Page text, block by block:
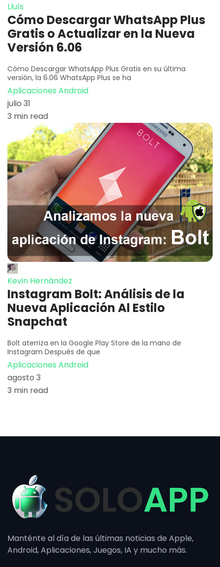
Lluís
Cómo Descargar WhatsApp Plus
Gratis o Actualizar en la Nueva
Versión 6.06
Cómo Descargar WhatsApp Plus Gratis en su última
versión, la 6.06 WhatsApp Plus se ha
Aplicaciones Android
julio 31
3 min read
Kevin Hernández
Instagram Bolt: Análisis de la
Nueva Aplicación Al Estilo
Snapchat
Bolt aterriza en la Google Play Store de la mano de
Instagram Después de que
Aplicaciones Android
agosto 3
3 min read
Manténte al día de las últimas noticias de Apple,
Android, Aplicaciones, Juegos, IA y mucho más.